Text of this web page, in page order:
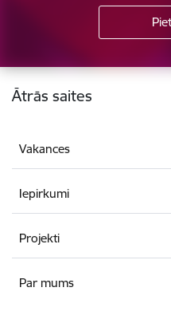
Kājene
Ātrās saites
Vakances
Iepirkumi
Projekti
Par mums